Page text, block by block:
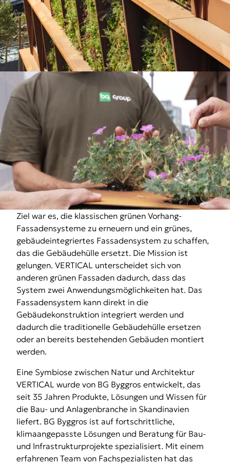
Ziel war es, die klassischen grünen Vorhang-
Fassadensysteme zu erneuern und ein grünes,
gebäudeintegriertes Fassadensystem zu schaffen,
das die Gebäudehülle ersetzt. Die Mission ist
gelungen. VERTICAL unterscheidet sich von
anderen grünen Fassaden dadurch, dass das
System zwei Anwendungsmöglichkeiten hat. Das
Fassadensystem kann direkt in die
Gebäudekonstruktion integriert werden und
dadurch die traditionelle Gebäudehülle ersetzen
oder an bereits bestehenden Gebäuden montiert
werden.
Eine Symbiose zwischen Natur und Architektur
VERTICAL wurde von BG Byggros entwickelt, das
seit 35 Jahren Produkte, Lösungen und Wissen für
die Bau- und Anlagenbranche in Skandinavien
liefert. BG Byggros ist auf fortschrittliche,
klimaangepasste Lösungen und Beratung für Bau-
und Infrastrukturprojekte spezialisiert. Mit einem
erfahrenen Team von Fachspezialisten hat das